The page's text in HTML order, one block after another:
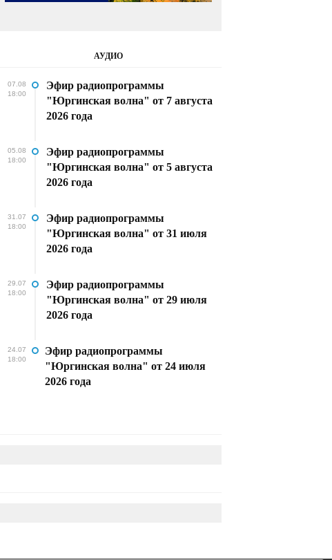
АУДИО
07.08
18:00
Эфир радиопрограммы
"Юргинская волна" от 7 августа
2026 года
05.08
18:00
Эфир радиопрограммы
"Юргинская волна" от 5 августа
2026 года
31.07
18:00
Эфир радиопрограммы
"Юргинская волна" от 31 июля
2026 года
29.07
18:00
Эфир радиопрограммы
"Юргинская волна" от 29 июля
2026 года
24.07
18:00
Эфир радиопрограммы
"Юргинская волна" от 24 июля
2026 года